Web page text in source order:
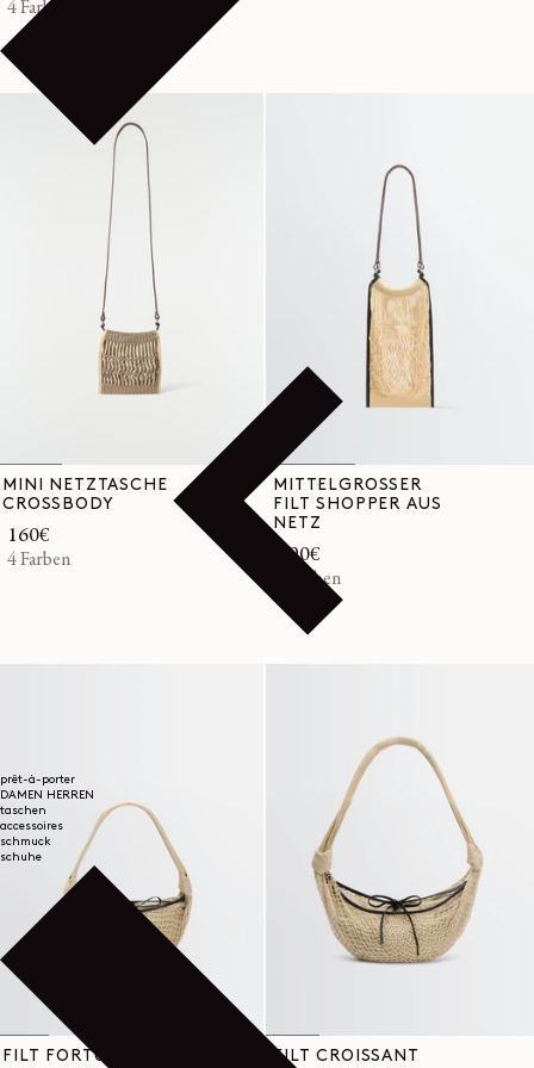
prêt-à-porter
DAMEN
HERREN
taschen
accessoires
schmuck
schuhe
Preis
4 Farben
MINI NETZTASCHE
CROSSBODY
Normaler
Preis
160€
4 Farben
MITTELGROSSER
FILT SHOPPER AUS
NETZ
Normaler
Preis
190€
4 Farben
FILT FORTUNE
FILT CROISSANT